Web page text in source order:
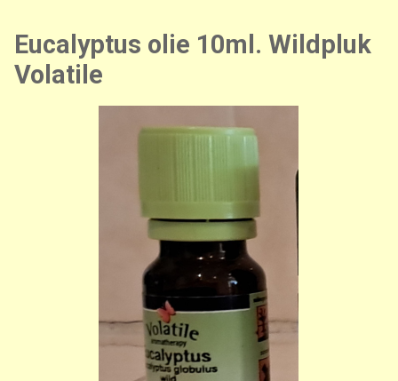
Eucalyptus olie 10ml. Wildpluk
Volatile